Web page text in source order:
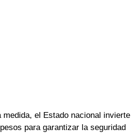
el Estado nacional invierte
para garantizar la seguridad